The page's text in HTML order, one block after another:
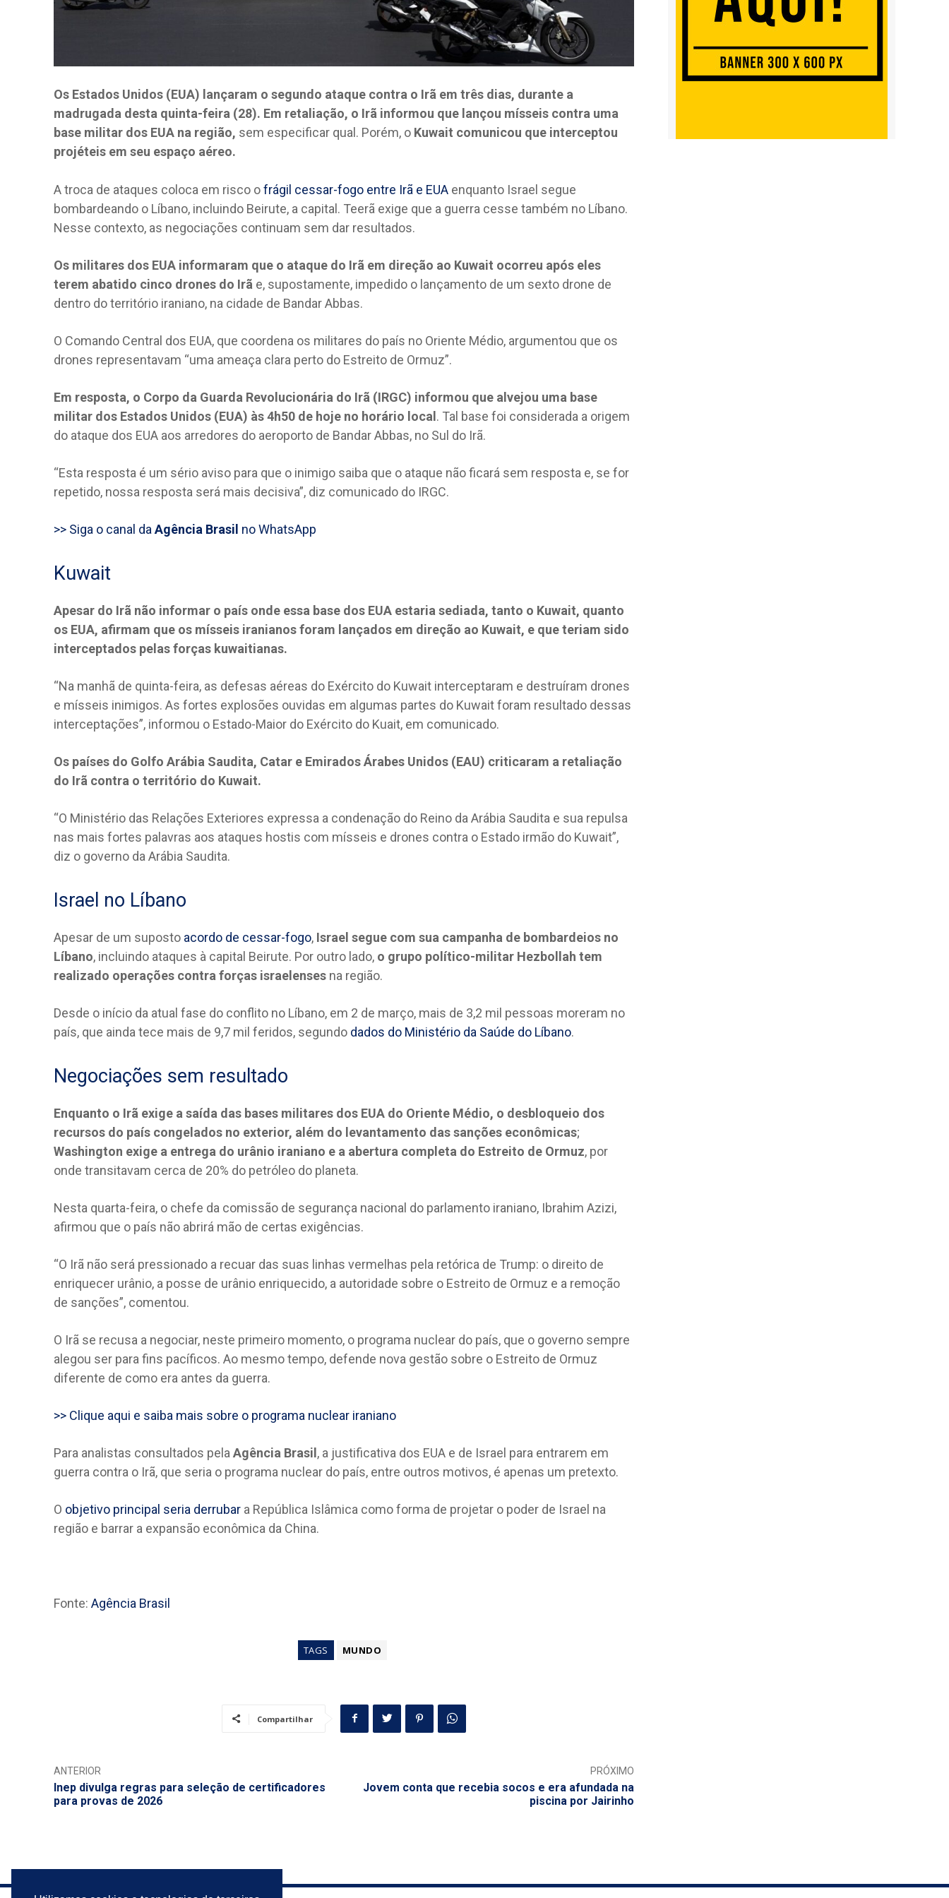
Os Estados Unidos (EUA) lançaram o segundo ataque contra o Irã em três dias, durante a
madrugada desta quinta-feira (28). Em retaliação, o Irã informou que lançou mísseis contra uma
base militar dos EUA na região, sem especificar qual. Porém, o Kuwait comunicou que interceptou
projéteis em seu espaço aéreo.
A troca de ataques coloca em risco ofrágil cessar-fogo entre Irã e EUA enquanto Israel segue
bombardeando o Líbano, incluindo Beirute, a capital. Teerã exige que a guerra cesse também no Líbano.
Nesse contexto, as negociações continuam sem dar resultados.
Os militares dos EUA informaram que o ataque do Irã em direção ao Kuwait ocorreu após eles
terem abatido cinco drones do Irã e, supostamente, impedido o lançamento de um sexto drone de
dentro do território iraniano, na cidade de Bandar Abbas.
O Comando Central dos EUA, que coordena os militares do país no Oriente Médio, argumentou que os
drones representavam “uma ameaça clara perto do Estreito de Ormuz”.
Em resposta, o Corpo da Guarda Revolucionária do Irã (IRGC) informou que alvejou uma base
militar dos Estados Unidos (EUA) às 4h50 de hoje no horário local . Tal base foi considerada a origem
do ataque dos EUA aos arredores do aeroporto de Bandar Abbas, no Sul do Irã.
“Esta resposta é um sério aviso para que o inimigo saiba que o ataque não ficará sem resposta e, se for
repetido, nossa resposta será mais decisiva”, diz comunicado do IRGC.
>> Siga o canal da Agência Brasil no WhatsApp
Kuwait
Apesar do Irã não informar o país onde essa base dos EUA estaria sediada, tanto o Kuwait, quanto
os EUA, afirmam que os mísseis iranianos foram lançados em direção ao Kuwait, e que teriam sido
interceptados pelas forças kuwaitianas.
“Na manhã de quinta-feira, as defesas aéreas do Exército do Kuwait interceptaram e destruíram drones
e mísseis inimigos. As fortes explosões ouvidas em algumas partes do Kuwait foram resultado dessas
interceptações”, informou o Estado-Maior do Exército do Kuait, em comunicado.
Os países do Golfo Arábia Saudita, Catar e Emirados Árabes Unidos (EAU) criticaram a retaliação
do Irã contra o território do Kuwait.
“O Ministério das Relações Exteriores expressa a condenação do Reino da Arábia Saudita e sua repulsa
nas mais fortes palavras aos ataques hostis com mísseis e drones contra o Estado irmão do Kuwait”,
diz o governo da Arábia Saudita.
Israel no Líbano
Apesar de um suposto acordo de cessar-fogo, Israel segue com sua campanha de bombardeios no
Líbano, incluindo ataques à capital Beirute. Por outro lado, o grupo político-militar Hezbollah tem
realizado operações contra forças israelenses na região.
Desde o início da atual fase do conflito no Líbano, em 2 de março, mais de 3,2 mil pessoas moreram no
país, que ainda tece mais de 9,7 mil feridos, segundo dados do Ministério da Saúde do Líbano.
Negociações sem resultado
Enquanto o Irã exige a saída das bases militares dos EUA do Oriente Médio, o desbloqueio dos
recursos do país congelados no exterior, além do levantamento das sanções econômicas;
Washington exige a entrega do urânio iraniano e a abertura completa do Estreito de Ormuz, por
onde transitavam cerca de 20% do petróleo do planeta.
Nesta quarta-feira, o chefe da comissão de segurança nacional do parlamento iraniano, Ibrahim Azizi,
afirmou que o país não abrirá mão de certas exigências.
“O Irã não será pressionado a recuar das suas linhas vermelhas pela retórica de Trump: o direito de
enriquecer urânio, a posse de urânio enriquecido, a autoridade sobre o Estreito de Ormuz e a remoção
de sanções”, comentou.
O Irã se recusa a negociar, neste primeiro momento, o programa nuclear do país, que o governo sempre
alegou ser para fins pacíficos. Ao mesmo tempo, defende nova gestão sobre o Estreito de Ormuz
diferente de como era antes da guerra.
>> Clique aqui e saiba mais sobre o programa nuclear iraniano
Para analistas consultados pela Agência Brasil , a justificativa dos EUA e de Israel para entrarem em
guerra contra o Irã, que seria o programa nuclear do país, entre outros motivos, é apenas um pretexto.
O objetivo principal seria derrubar a República Islâmica como forma de projetar o poder de Israel na
região e barrar a expansão econômica da China.
Fonte: Agência Brasil
TAGS MUNDO
Compartilhar
ANTERIOR
Inep divulga regras para seleção de certificadores
para provas de 2026
PRÓXIMO
Jovem conta que recebia socos e era afundada na
piscina por Jairinho